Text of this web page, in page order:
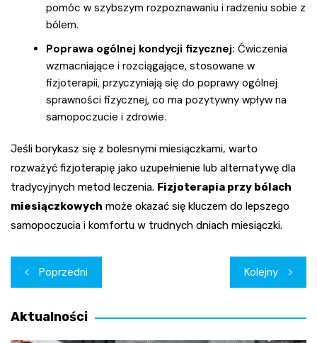
pomóc w szybszym rozpoznawaniu i radzeniu sobie z
bólem.
Poprawa ogólnej kondycji fizycznej: Ćwiczenia
wzmacniające i rozciągające, stosowane w
fizjoterapii, przyczyniają się do poprawy ogólnej
sprawności fizycznej, co ma pozytywny wpływ na
samopoczucie i zdrowie.
Jeśli borykasz się z bolesnymi miesiączkami, warto
rozważyć fizjoterapię jako uzupełnienie lub alternatywę dla
tradycyjnych metod leczenia. Fizjoterapia przy bólach
miesiączkowych może okazać się kluczem do lepszego
samopoczucia i komfortu w trudnych dniach miesiączki.
Nawigacja
wpisu
Poprzedni Kolejny
Aktualności